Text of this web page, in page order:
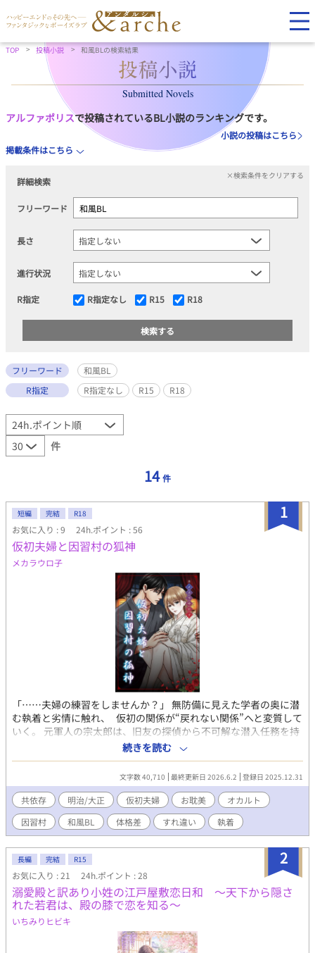
TOP 投稿小説 和風BLの検索結果
Submitted Novels
アルファポリスで投稿されているBL小説のランキングです。
小説の投稿はこちら
掲載条件はこちら
詳細検索
×検索条件をクリアする
フリーワード
長さ
進行状況
R指定 R指定なし R15 R18
フリーワード
和風BL
R指定
R指定なし R15 R18
件
14 件
1
短編 完結 R18
お気に入り : 9 24h.ポイント : 56
仮初夫婦と因習村の狐神
メカラウロ子
「……夫婦の練習をしませんか？」 無防備に見えた学者の奥に潜
む執着と劣情に触れ、 仮初の関係が“戻れない関係”へと変質して
いく。 元軍人の宗太郎は、旧友の探偵から不可解な潜入任務を持
ちかけられる。 行き先は、狐神信仰と血縁重視の因習が今も生き
る閉鎖村。 村では若者が忽然と消え、村人は神の仕業と信じて
いた。 外部の人間が村に留まるためには、“夫婦”として振る舞う
ことが条件だった。 仮の配偶者に選ばれたのは、中性的な容貌を
持つ民俗学者・八雲仁。 学術調査のためと割り切ったはずの関
係は、 次第に歪められていく。 何日も互いを貪り、中に注ぎ込
み続ける二人。 そして正気に戻った後に訪れるのは――。 ※シチ
ュエーション重視で甘さゼロです。 事後が気まずい。 ミステリー
ぽい感じです。バッドエンドではないけれど、後味悪いエンド。
時代背景などは適当ですのでお手柔らかにお願いします…。 表紙
の色塗りのみ生成AIで作成しました。 ※見世物小屋ノ蛇男のキャ
ラが登場しますが読まなくても話は理解できます R18の過激な表
現があります。 苦手な方はご注意下さい。 ーーー 文学っぽいドロ
ドロ感や官能、オチに皮肉さが出せるように書いてみました。 完
結済みですがちょこちょこ手直し中。 ミステリー要素あり / ビタ
ーエンド / 大正ロマン / 軍人
続きを読む
文字数 40,710 最終更新日 2026.6.2 登録日 2025.12.31
共依存 明治/大正 仮初夫婦 お耽美
オカルト
因習村
和風BL 体格差 すれ違い 執着
2
長編 完結 R15
お気に入り : 21 24h.ポイント : 28
溺愛殿と訳あり小姓の江戸屋敷恋日和 〜天下から隠さ
れた若君は、殿の膝で恋を知る〜
いちみりヒビキ